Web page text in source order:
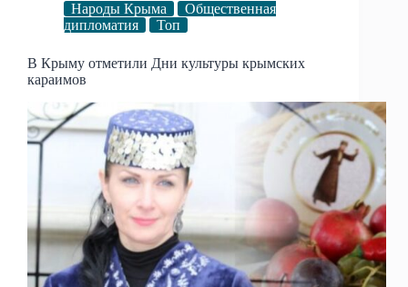
Народы Крыма
Общественная
дипломатия
Топ
В Крыму отметили Дни культуры крымских
караимов